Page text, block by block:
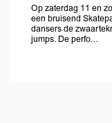
Op zaterdag 11 en
een bruisend
dansers de
jumps. De perfo…